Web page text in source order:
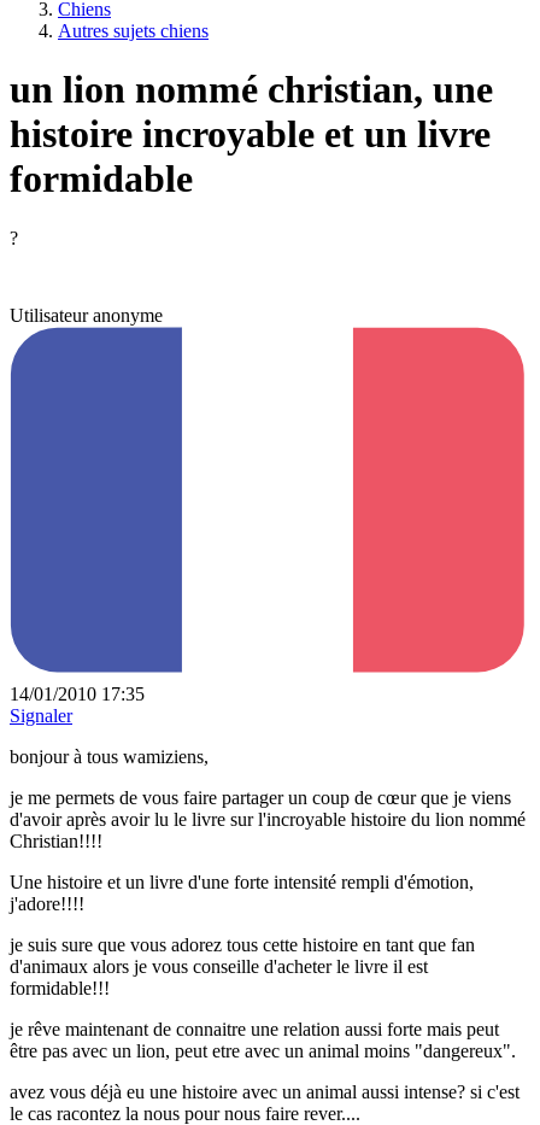
Chiens
Autres sujets chiens
un lion nommé christian, une
histoire incroyable et un livre
formidable
?
Utilisateur anonyme
14/01/2010 17:35
Signaler
bonjour à tous wamiziens,
je me permets de vous faire partager un coup de cœur que je viens
d'avoir après avoir lu le livre sur l'incroyable histoire du lion nommé
Christian!!!!
Une histoire et un livre d'une forte intensité rempli d'émotion,
j'adore!!!!
je suis sure que vous adorez tous cette histoire en tant que fan
d'animaux alors je vous conseille d'acheter le livre il est
formidable!!!
je rêve maintenant de connaitre une relation aussi forte mais peut
être pas avec un lion, peut etre avec un animal moins "dangereux".
avez vous déjà eu une histoire avec un animal aussi intense? si c'est
le cas racontez la nous pour nous faire rever....